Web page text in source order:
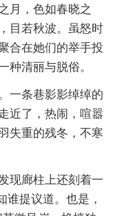
月，色如春晓之
目若秋波。虽怒时
合在她们的举手投
种清丽与脱俗。
一条巷影影绰绰的
近了，热闹，喧嚣
失重的残冬，不寒
现廊柱上还刻着一
提议道。也是，